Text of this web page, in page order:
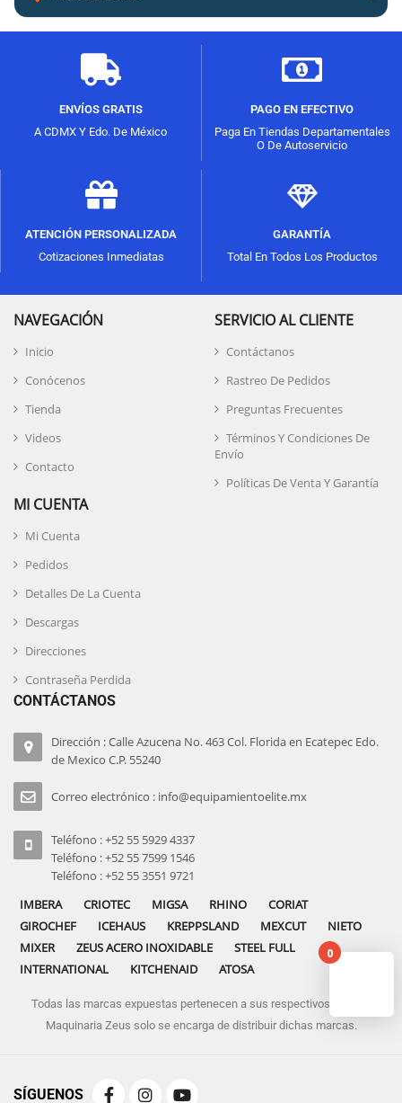
ENVÍOS GRATIS
A CDMX Y Edo. De México
PAGO EN EFECTIVO
Paga En Tiendas Departamentales
O De Autoservicio
ATENCIÓN PERSONALIZADA
Cotizaciones Inmediatas
GARANTÍA
Total En Todos Los Productos
NAVEGACIÓN
Inicio
Conócenos
Tienda
Videos
Contacto
SERVICIO AL CLIENTE
Contáctanos
Rastreo De Pedidos
Preguntas Frecuentes
Términos Y Condiciones De
Envío
Políticas De Venta Y Garantía
MI CUENTA
Mi Cuenta
Pedidos
Detalles De La Cuenta
Descargas
Direcciones
Contraseña Perdida
CONTÁCTANOS
Dirección : Calle Azucena No. 463 Col. Florida en Ecatepec Edo.
de Mexico C.P. 55240
Correo electrónico : info@equipamientoelite.mx
Teléfono : +52 55 5929 4337
Teléfono : +52 55 7599 1546
Teléfono : +52 55 3551 9721
IMBERA
CRIOTEC MIGSA RHINO
CORIAT
GIROCHEF
ICEHAUS KREPPSLAND MEXCUT
NIETO
MIXER
ZEUS ACERO INOXIDABLE
STEEL FULL
INTERNATIONAL
KITCHENAID ATOSA
Todas las marcas expuestas pertenecen a sus respectivos dueños
Maquinaria Zeus solo se encarga de distribuir dichas marcas.
SÍGUENOS
0